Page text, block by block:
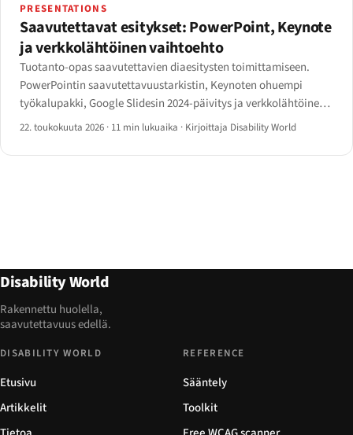
PRESENTATIONS
Saavutettavat esitykset: PowerPoint, Keynote
ja verkkolähtöinen vaihtoehto
Tuotanto-opas saavutettavien diaesitysten toimittamiseen.
PowerPointin saavutettavuustarkistin, Keynoten ohuempi
työkalupakki, Google Slidesin 2024-päivitys ja verkkolähtöinen
Reveal.js / Slidev / Marp-reitti — päätöspuulla oikean työkalun
22. toukokuuta 2026 · 11 min lukuaika · Kirjoittaja Disability World
Disability World
Rakennettu huolella,
saavutettavuus edellä.
DISABILITY WORLD
Etusivu
Artikkelit
REFERENCE
Sääntely
Toolkit